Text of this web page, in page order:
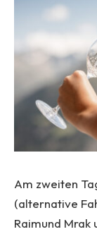
Am zweiten
(alternative
Raimund Mrak